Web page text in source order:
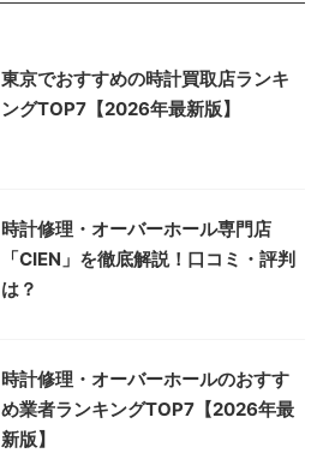
東京でおすすめの時計買取店ランキ
ングTOP7【2026年最新版】
時計修理・オーバーホール専門店
「CIEN」を徹底解説！口コミ・評判
は？
時計修理・オーバーホールのおすす
め業者ランキングTOP7【2026年最
新版】